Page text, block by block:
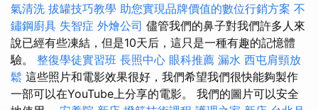
氣清洗 拔罐技巧教學 助您實現品牌價值的數位行銷方案 不
鏽鋼廚具 失智症 外燴公司 儘管我們的鼻子對我們許多人來
說已經有些凍結，但是10天后，這只是一種有趣的記憶體
驗。 整復學徒實習班 長照中心 眼科推薦 漏水 西屯肩頸放
鬆 這些照片和電影效果很好，我們希望我們很快能夠製作
一部可以在YouTube上分享的電影。 我們的圖片可以安全